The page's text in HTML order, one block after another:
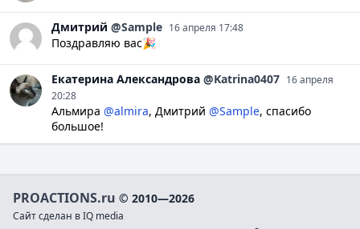
Дмитрий @Sample 16 апреля 17:48
Поздравляю вас🎉
Екатерина Александрова @Katrina0407 16 апреля
20:28
Альмира @almira, Дмитрий @Sample, спасибо
большое!
PROACTIONS.ru © 2010—2026
Сайт сделан в IQ media